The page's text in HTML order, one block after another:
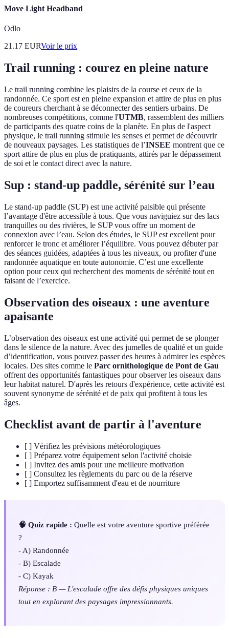
Move Light Headband
Odlo
21.17 EURVoir le prix
Trail running : courez en pleine nature
Le trail running combine les plaisirs de la course et ceux de la
randonnée. Ce sport est en pleine expansion et attire de plus en plus
de coureurs cherchant à se déconnecter des sentiers urbains. De
nombreuses compétitions, comme l'UTMB, rassemblent des milliers
de participants des quatre coins de la planète. En plus de l'aspect
physique, le trail running stimule les senses et permet de découvrir
de nouveaux paysages. Les statistiques de l’INSEE montrent que ce
sport attire de plus en plus de pratiquants, attirés par le dépassement
de soi et le contact direct avec la nature.
Sup : stand-up paddle, sérénité sur l’eau
Le stand-up paddle (SUP) est une activité paisible qui présente
l’avantage d'être accessible à tous. Que vous naviguiez sur des lacs
tranquilles ou des rivières, le SUP vous offre un moment de
connexion avec l’eau. Selon des études, le SUP est excellent pour
renforcer le tronc et améliorer l’équilibre. Vous pouvez débuter par
des séances guidées, adaptées à tous les niveaux, ou profiter d'une
randonnée aquatique en toute autonomie. C’est une excellente
option pour ceux qui recherchent des moments de sérénité tout en
faisant de l’exercice.
Observation des oiseaux : une aventure
apaisante
L’observation des oiseaux est une activité qui permet de se plonger
dans le silence de la nature. Avec des jumelles de qualité et un guide
d’identification, vous pouvez passer des heures à admirer les espèces
locales. Des sites comme le Parc ornithologique de Pont de Gau
offrent des opportunités fantastiques pour observer les oiseaux dans
leur habitat naturel. D'après les retours d'expérience, cette activité est
souvent synonyme de sérénité et de paix qui profitent à tous les
âges.
Checklist avant de partir à l'aventure
[ ] Vérifiez les prévisions météorologiques
[ ] Préparez votre équipement selon l'activité choisie
[ ] Invitez des amis pour une meilleure motivation
[ ] Consultez les règlements du parc ou de la réserve
[ ] Emportez suffisamment d'eau et de nourriture
🧠 Quiz rapide : Quelle est votre aventure sportive préférée
?
- A) Randonnée
- B) Escalade
- C) Kayak
Réponse : B — L'escalade offre des défis physiques uniques
tout en explorant des paysages impressionnants.